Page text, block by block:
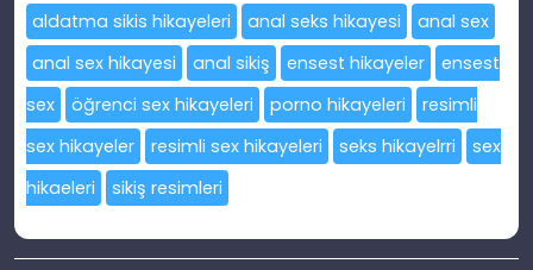
aldatma sikis hikayeleri anal seks hikayesi
anal sex
anal sex hikayesi
anal sikiş ensest hikayeler
ensest
sex
öğrenci sex hikayeleri porno hikayeleri
resimli
sex hikayeler
resimli sex hikayeleri seks hikayelrri
sex
hikaeleri
sikiş resimleri